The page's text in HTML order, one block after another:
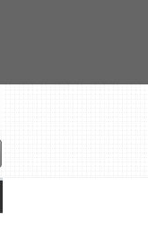
Fin de curso